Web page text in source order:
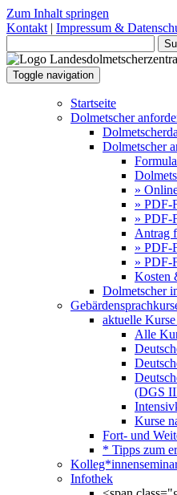
Zum Inhalt springen
Kontakt | Impressum &
Toggle navigation
Startseite
Dolmetscher
Dolmetscher
»
» PDF-
» PDF-
Antrag
» PDF-
» PDF-
Kosten
Dolmetscher
aktuelle
Alle
(DGS
Kurse
Fort- und
* Tipps zum
Infothek